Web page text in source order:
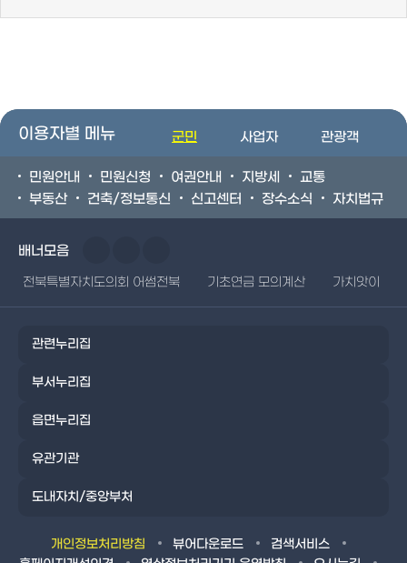
이용자별 메뉴 군민 사업자 관광객
민원안내 민원신청 여권안내 지방세
교통
부동산
건축/정보통신 신고센터 장수소식 자치법규
배너모음
전북특별자치도의회 어썸전북 기초연금 모의계산 가치앗이
관련누리집
부서누리집
읍면누리집
유관기관
도내자치/중앙부처
개인정보처리방침 뷰어다운로드
검색서비스